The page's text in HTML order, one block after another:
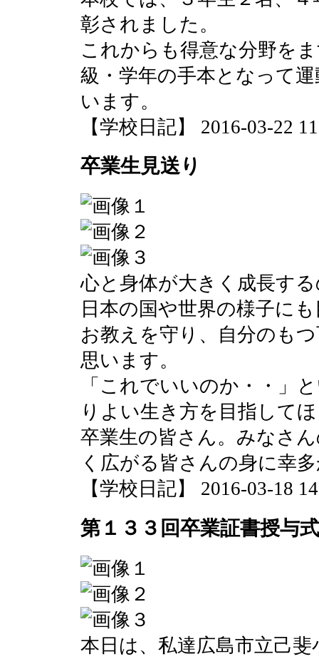
彰されました。
これからも得意な分野を
級・学年の手本となって
います。
【学校日記】 2016-03-22
卒業生見送り
心と身体が大きく成長す
日本の国や世界の様子に
お教えを守り、自分のも
思います。
「これでいいのか・・」
りよい生き方を目指して
卒業生の皆さん。みなさ
く広がる皆さんの身に幸
【学校日記】 2016-03-18
第１３３回卒業証書授与式
本日は、私達広島市立己